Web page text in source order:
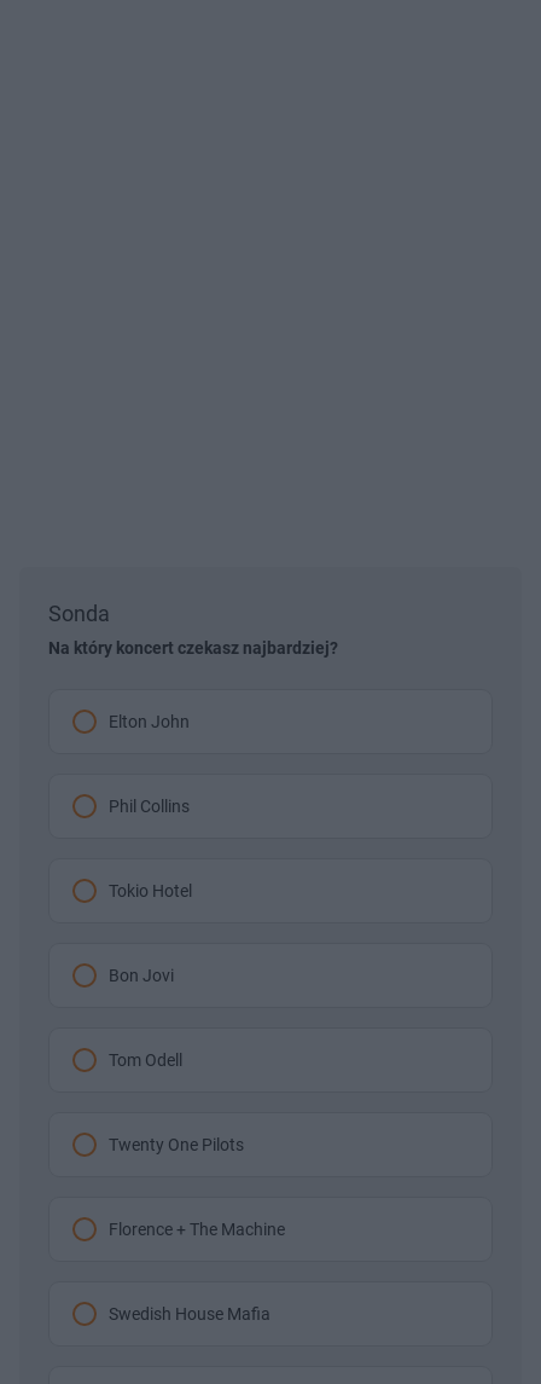
Sonda
Na który koncert czekasz najbardziej?
Elton John
Phil Collins
Tokio Hotel
Bon Jovi
Tom Odell
Twenty One Pilots
Florence + The Machine
Swedish House Mafia